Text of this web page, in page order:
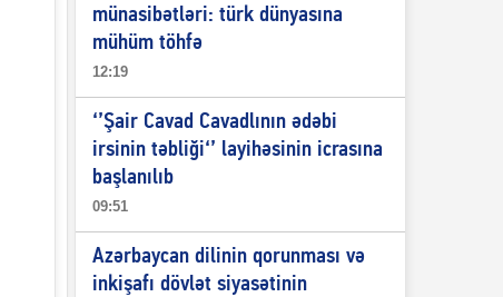
münasibətləri: türk dünyasına
mühüm töhfə
12:19
‘’Şair Cavad Cavadlının ədəbi
irsinin təbliği‘’ layihəsinin icrasına
başlanılıb
09:51
Azərbaycan dilinin qorunması və
inkişafı dövlət siyasətinin